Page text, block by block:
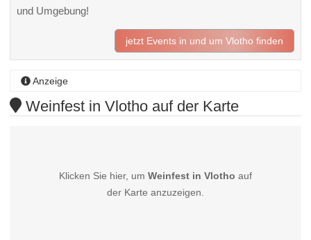
und Umgebung!
jetzt Events in und um Vlotho finden
Anzeige
Weinfest in Vlotho auf der Karte
Klicken Sie hier, um Weinfest in Vlotho auf
der Karte anzuzeigen.